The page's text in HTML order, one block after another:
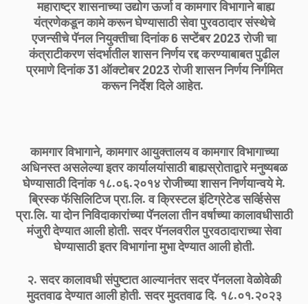
महाराष्ट्र शासनाच्या उद्योग ऊर्जा व कामगार विभागाने बाह्य
यंत्रणेकडून कामे करून घेण्यासाठी सेवा पुरवठादार संस्थेचे
एजन्सीचे पॅनल नियुक्तीचा दिनांक 6 सप्टेंबर 2023 रोजी चा
कंत्राटीकरण संदर्भातील शासन निर्णय रद्द करण्याबाबत पुढील
प्रमाणे दिनांक 31 ऑक्टोबर 2023 रोजी शासन निर्णय निर्गमित
करून निर्देश दिले आहेत.
कामगार विभागाने, कामगार आयुक्तालय व कामगार विभागाच्या
अधिनस्त असलेल्या इतर कार्यालयांसाठी बाह्यस्रोताद्वारे मनुष्यबळ
घेण्यासाठी दिनांक १८.०६.२०१४ रोजीच्या शासन निर्णयान्वये मे.
ब्रिस्क फॅसिलिटिज प्रा.लि. व क्रिस्टल इंटिग्रेटेड सर्व्हिसेस
प्रा.लि. या दोन निविदाकारांच्या पॅनलला तीन वर्षाच्या कालावधीसाठी
मंजुरी देण्यात आली होती. सदर पॅनलवरील पुरवठादाराच्या सेवा
घेण्यासाठी इतर विभागांना मुभा देण्यात आली होती.
२. सदर कालावधी संपुष्टात आल्यानंतर सदर पॅनलला वेळोवेळी
मुदतवाढ देण्यात आली होती. सदर मुदतवाढ दि. १८.०१.२०२३